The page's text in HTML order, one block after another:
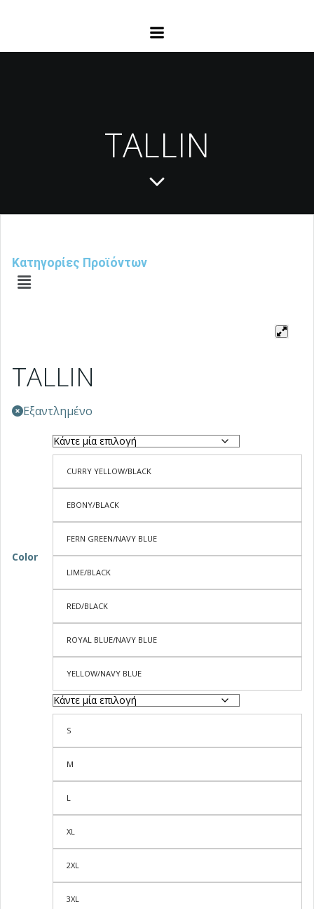
TALLIN
Κατηγορίες Προϊόντων
TALLIN
Εξαντλημένο
Color
CURRY YELLOW/BLACK
EBONY/BLACK
FERN GREEN/NAVY BLUE
LIME/BLACK
RED/BLACK
ROYAL BLUE/NAVY BLUE
YELLOW/NAVY BLUE
S
M
L
XL
2XL
3XL